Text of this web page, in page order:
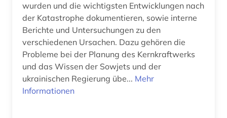
polymerforschung (1)
portal (1)
poster (1)
power (1)
wurden und die wichtigsten Entwicklungen nach
der Katastrophe dokumentieren, sowie interne
Berichte und Untersuchungen zu den
verschiedenen Ursachen. Dazu gehören die
Probleme bei der Planung des Kernkraftwerks
und das Wissen der Sowjets und der
ukrainischen Regierung übe... Mehr
Informationen